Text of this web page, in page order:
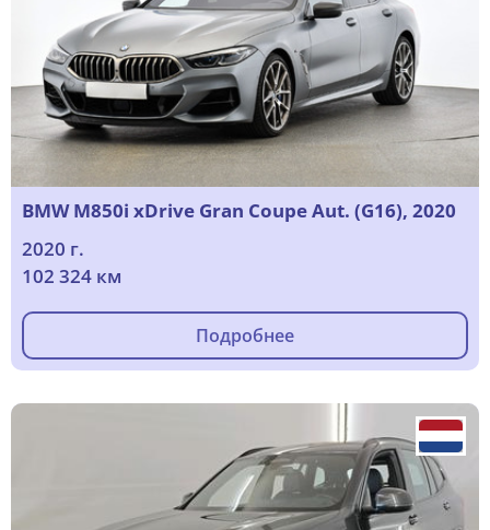
BMW M850i xDrive Gran Coupe Aut. (G16), 2020
2020 г.
102 324 км
Подробнее